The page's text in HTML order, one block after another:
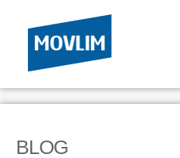
INICIO
HOSTING
BLOG